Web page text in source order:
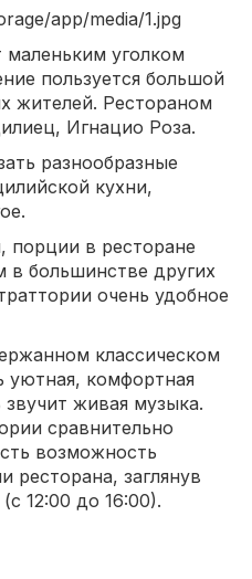
app/media/1.jpg
уголком
пользуется большой
жителей. Рестораном
Игнацио Роза.
разнообразные
кухни,
порции в ресторане
в большинстве других
очень удобное
классическом
уютная, комфортная
живая музыка.
сравнительно
возможность
ресторана, заглянув
12:00 до 16:00).